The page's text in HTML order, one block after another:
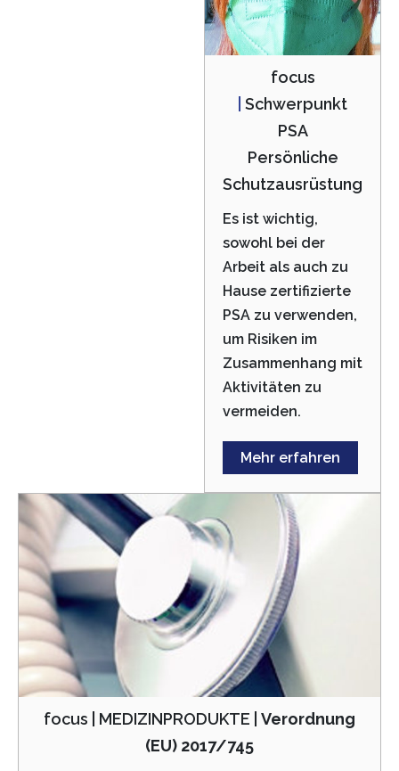
focus
Schwerpunkt
PSA
Persönliche
Schutzausrüstung
Es ist wichtig,
sowohl bei der
Arbeit als auch zu
Hause zertifizierte
PSA zu verwenden,
um Risiken im
Zusammenhang mit
Aktivitäten zu
vermeiden.
Mehr erfahren
focus | MEDIZINPRODUKTE | Verordnung
(EU) 2017/745